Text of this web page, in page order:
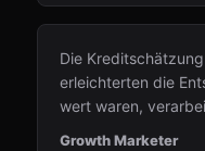
Die
erleichterten die
wert waren,
Growth Marketer